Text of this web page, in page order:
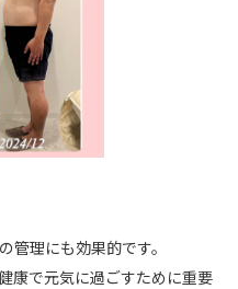
管理にも効果的です。
康で元気に過ごすために重要